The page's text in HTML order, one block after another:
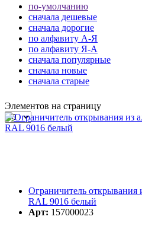
по-умолчанию
cначала дешевые
cначала дорогие
по алфавиту А-Я
по алфавиту Я-А
cначала популярные
cначала новые
cначала старые
Элементов на страницу
Ограничитель
RAL 9016 белый
Арт: 157000023